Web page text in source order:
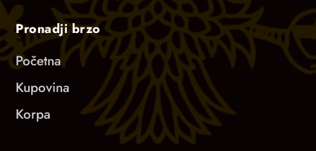
Pronadji brzo
Početna
Kupovina
Korpa